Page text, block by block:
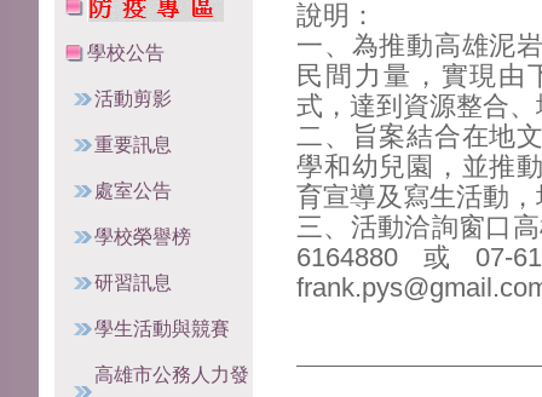
學校公告
活動剪影
重要訊息
處室公告
學校榮譽榜
研習訊息
學生活動與競賽
高雄市公務人力發
說明：
一、為推動高雄泥
民間力量，實現由
式，達到資源整合
二、旨案結合在地
學和幼兒園，並推
育宣導及寫生活動
三、活動洽詢窗口
6164880或